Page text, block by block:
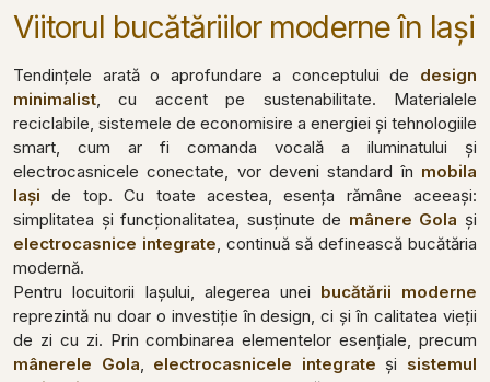
Viitorul bucătăriilor moderne în Iași
Tendințele arată o aprofundare a conceptului de design
minimalist , cu accent pe sustenabilitate. Materialele
reciclabile, sistemele de economisire a energiei și tehnologiile
smart, cum ar fi comanda vocală a iluminatului și
electrocasnicele conectate, vor deveni standard în mobila
Iași de top. Cu toate acestea, esența rămâne aceeași:
simplitatea și funcționalitatea, susținute de mânere Gola și
electrocasnice integrate , continuă să definească bucătăria
modernă.
Pentru locuitorii Iașului, alegerea unei bucătării moderne
reprezintă nu doar o investiție în design, ci și în calitatea vieții
de zi cu zi. Prin combinarea elementelor esențiale, precum
mânerele Gola
electrocasnicele integrate și sistemul